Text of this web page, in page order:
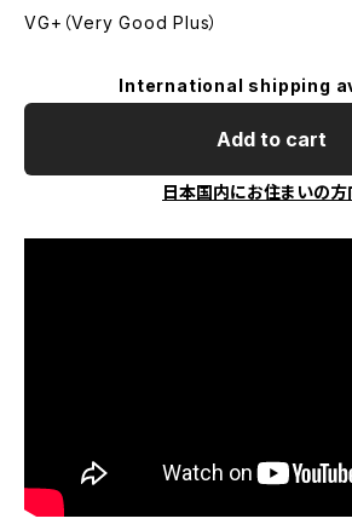
VG+（Very Good Plus）
International shipping
Add to cart
日本国内にお住まいの方